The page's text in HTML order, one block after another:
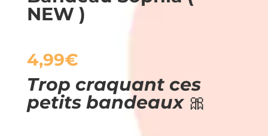
NEW )
4,99€
Trop craquant ces
petits bandeaux 🎀